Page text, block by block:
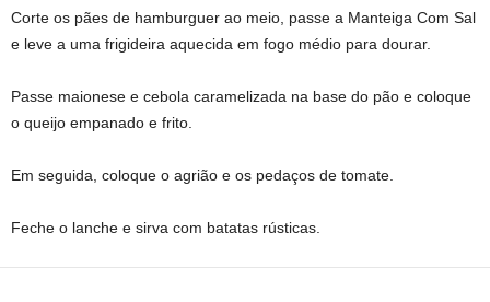
Corte os pães de hamburguer ao meio, passe a Manteiga Com Sal
e leve a uma frigideira aquecida em fogo médio para dourar.
Passe maionese e cebola caramelizada na base do pão e coloque
o queijo empanado e frito.
Em seguida, coloque o agrião e os pedaços de tomate.
Feche o lanche e sirva com batatas rústicas.